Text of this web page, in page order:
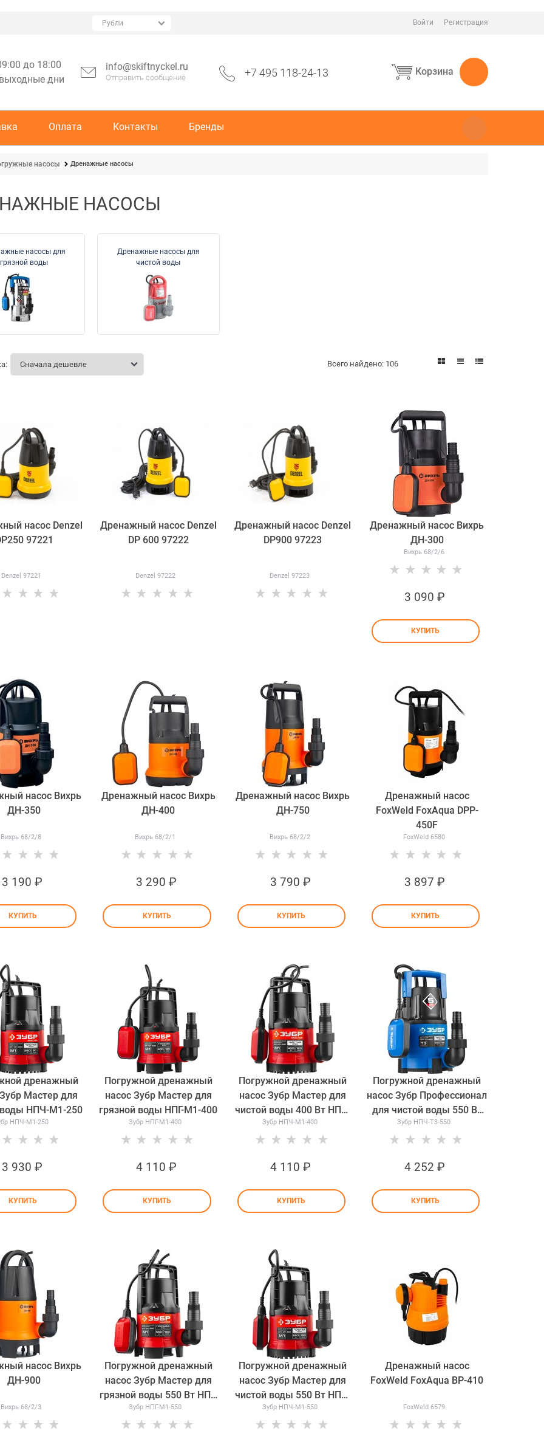
Войти Регистрация
до 18:00
дни
info@skiftnyckel.ru
Отправить сообщение +7 495 118-24-13 Корзина
Оплата Контакты Бренды
насосы Дренажные насосы
НАСОСЫ
насосы для
грязной воды
Дренажные насосы для
чистой воды
Всего найдено: 106
насос Denzel
97221
Denzel 97221
Дренажный насос Denzel
DP 600 97222
Denzel 97222
Дренажный насос Denzel
DP900 97223
Denzel 97223
Дренажный насос Вихрь
ДН-300
Вихрь 68/2/6
3 090 ₽
КУПИТЬ
насос Вихрь
ДН-350
Вихрь 68/2/8
3 190 ₽
КУПИТЬ
Дренажный насос Вихрь
ДН-400
Вихрь 68/2/1
3 290 ₽
КУПИТЬ
Дренажный насос Вихрь
ДН-750
Вихрь 68/2/2
3 790 ₽
КУПИТЬ
Дренажный насос
FoxWeld FoxAqua DPP-
450F
FoxWeld 6580
3 897 ₽
КУПИТЬ
дренажный
Мастер для
воды НПЧ-М1-250
НПЧ-М1-250
3 930 ₽
КУПИТЬ
Погружной дренажный
насос Зубр Мастер для
грязной воды НПГ-М1-400
Зубр НПГ-М1-400
4 110 ₽
КУПИТЬ
Погружной дренажный
насос Зубр Мастер для
чистой воды 400 Вт НПЧ-
М1-400
Зубр НПЧ-М1-400
4 110 ₽
КУПИТЬ
Погружной дренажный
насос Зубр Профессионал
для чистой воды 550 Вт
НПЧ-Т3-550
Зубр НПЧ-Т3-550
4 252 ₽
КУПИТЬ
насос Вихрь
ДН-900
Вихрь 68/2/3
Погружной дренажный
насос Зубр Мастер для
грязной воды 550 Вт НПГ-
М1-550
Зубр НПГ-М1-550
Погружной дренажный
насос Зубр Мастер для
чистой воды 550 Вт НПЧ-
М1-550
Зубр НПЧ-М1-550
Дренажный насос
FoxWeld FoxAqua BP-410
FoxWeld 6579